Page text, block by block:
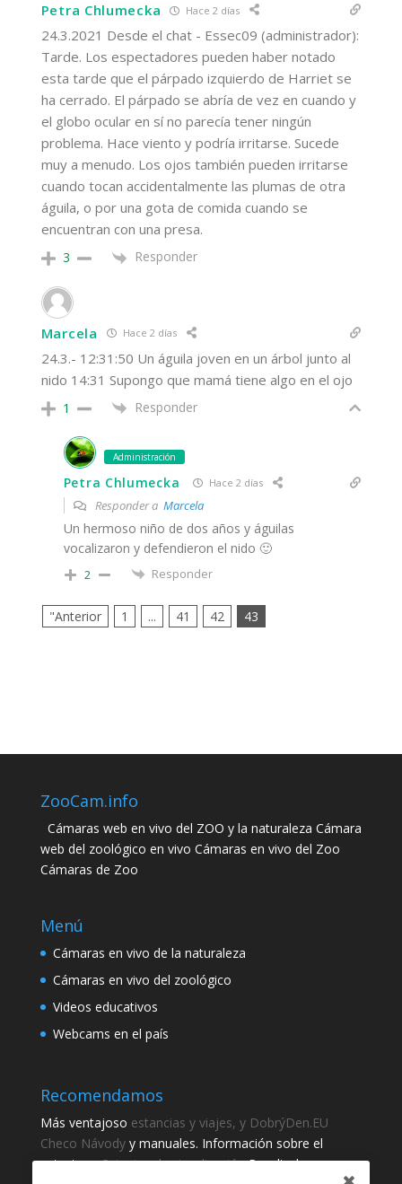
Petra Chlumecka Hace 2 días
24.3.2021 Desde el chat - Essec09 (administrador):
Tarde. Los espectadores pueden haber notado
esta tarde que el párpado izquierdo de Harriet se
ha cerrado. El párpado se abría de vez en cuando y
el globo ocular en sí no parecía tener ningún
problema. Hace viento y podría irritarse. Sucede
muy a menudo. Los ojos también pueden irritarse
cuando tocan accidentalmente las plumas de otra
águila, o por una gota de comida cuando se
encuentran con una presa.
3 Responder
Marcela Hace 2 días
24.3.- 12:31:50 Un águila joven en un árbol junto al
nido 14:31 Supongo que mamá tiene algo en el ojo
1 Responder
Administración
Petra Chlumecka Hace 2 días
Responder a Marcela
Un hermoso niño de dos años y águilas
vocalizaron y defendieron el nido 🙂
2 Responder
"Anterior 1 ... 41 42 43
ZooCam.info
Cámaras web en vivo del ZOO y la naturaleza Cámara
web del zoológico en vivo Cámaras en vivo del Zoo
Cámaras de Zoo
Menú
Cámaras en vivo de la naturaleza
Cámaras en vivo del zoológico
Videos educativos
Webcams en el país
Recomendamos
Más ventajoso estancias y viajes, y DobrýDen.EU
Checo Návodyy manuales. Información sobre el
catastro -Catastro de visualizaciónResultados